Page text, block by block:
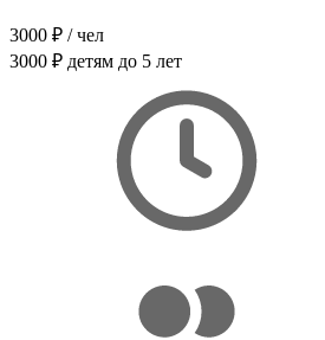
3000 ₽ / чел
3000 ₽ детям до 5 лет